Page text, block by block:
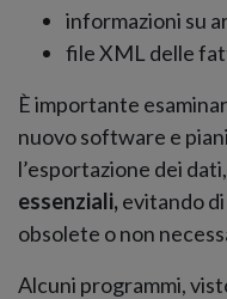
informazioni su
file XML delle
È importante
nuovo software e
l’esportazione dei
essenziali,evitando
obsolete o non
Alcuni programmi,